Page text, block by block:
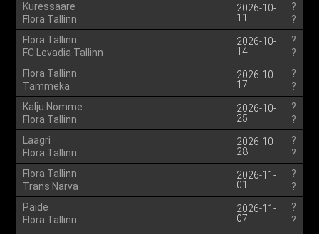
Kuressaare
Flora Tallinn
2026-10-
11
?
?
Flora Tallinn
FC Levadia Tallinn
2026-10-
14
?
?
Flora Tallinn
Tammeka
2026-10-
17
?
?
Kalju Nomme
Flora Tallinn
2026-10-
25
?
?
Laagri
Flora Tallinn
2026-10-
28
?
?
Flora Tallinn
Trans Narva
2026-11-
01
?
?
Paide
Flora Tallinn
2026-11-
07
?
?